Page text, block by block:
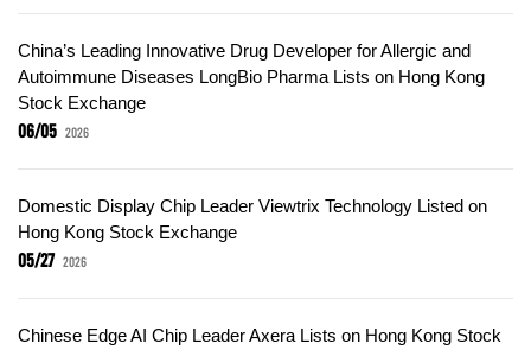
China’s Leading Innovative Drug Developer for Allergic and
Autoimmune Diseases LongBio Pharma Lists on Hong Kong
Stock Exchange
06/05 2026
Domestic Display Chip Leader Viewtrix Technology Listed on
Hong Kong Stock Exchange
05/27 2026
Chinese Edge AI Chip Leader Axera Lists on Hong Kong Stock